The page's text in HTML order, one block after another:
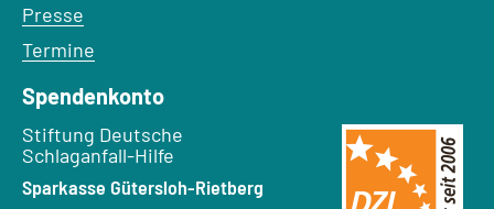
Presse
Termine
Spendenkonto
Empfänger:
Stiftung Deutsche
Schlaganfall-Hilfe
Bank:
Sparkasse Gütersloh-Rietberg